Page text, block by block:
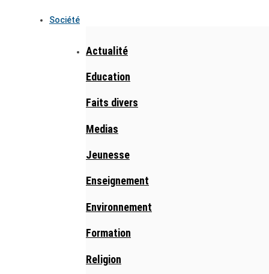
Société
Actualité
Education
Faits divers
Medias
Jeunesse
Enseignement
Environnement
Formation
Religion